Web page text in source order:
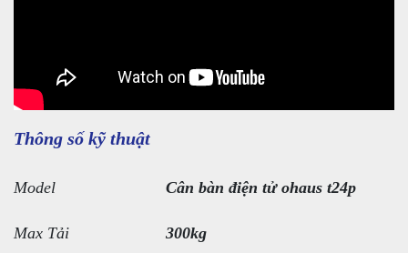
Thông số kỹ thuật
Model Cân bàn điện tử ohaus t24p
Max Tải 300kg